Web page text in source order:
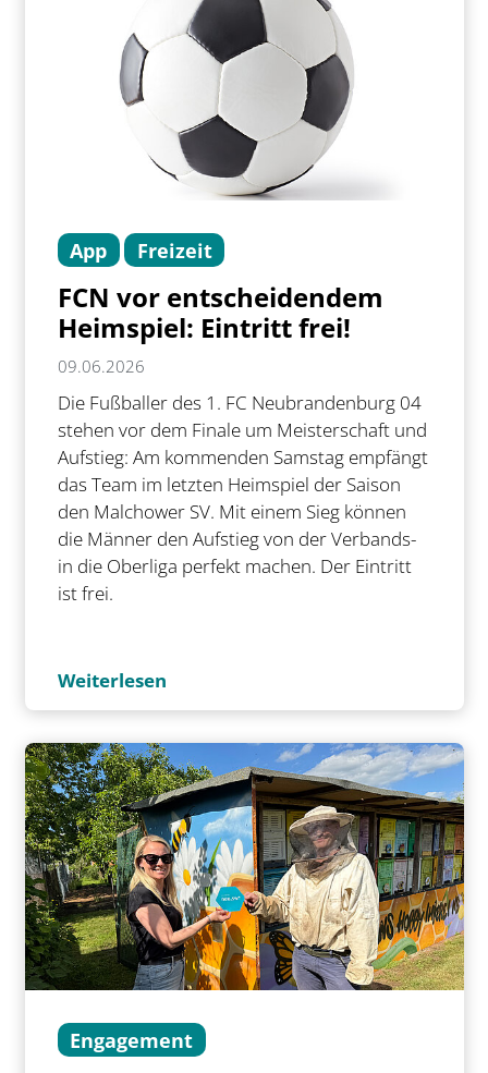
App Freizeit
FCN vor entscheidendem
Heimspiel: Eintritt frei!
09.06.2026
Die Fußballer des 1. FC Neubrandenburg 04
stehen vor dem Finale um Meisterschaft und
Aufstieg: Am kommenden Samstag empfängt
das Team im letzten Heimspiel der Saison
den Malchower SV. Mit einem Sieg können
die Männer den Aufstieg von der Verbands-
in die Oberliga perfekt machen. Der Eintritt
ist frei.
Weiterlesen
Engagement